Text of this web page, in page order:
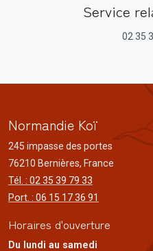
Service
02 35
Normandie Koï
245 impasse des portes
76210 Bernières, France
Tél. : 02 35 39 79 33
Port. : 06 15 17 36 91
Horaires d'ouverture
Du lundi au samedi